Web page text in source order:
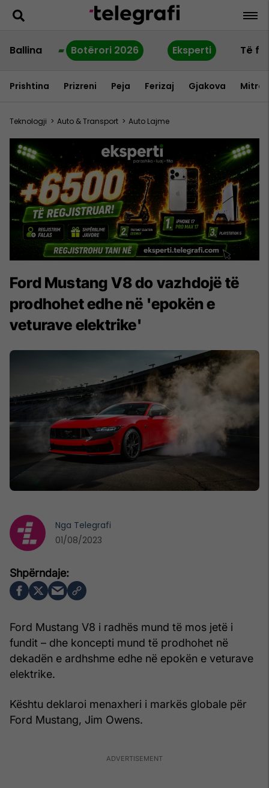
Ballina Botërori 2026 Eksperti Të
Prishtina Prizreni Peja Ferizaj Gjakova
Teknologji > Auto & Transport > Auto Lajme
Ford Mustang V8 do vazhdojë të
prodhohet edhe në 'epokën e
veturave elektrike'
Ford Mustang V8 i radhës mund të mos jetë i
fundit – dhe koncepti mund të prodhohet në
dekadën e ardhshme edhe në epokën e veturave
elektrike.
Kështu deklaroi menaxheri i markës globale për
Ford Mustang, Jim Owens.
Nga Telegrafi
01/08/2023